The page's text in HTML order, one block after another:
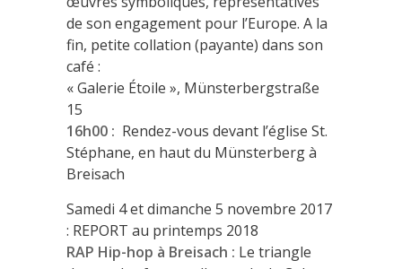
de son engagement pour l’Europe. A la
fin, petite collation (payante) dans son
café :
« Galerie Étoile », Münsterbergstraße
15
16h00 : Rendez-vous devant l’église St.
Stéphane, en haut du Münsterberg à
Breisach
Samedi 4 et dimanche 5 novembre 2017
: REPORT au printemps 2018
RAP Hip-hop à Breisach : Le triangle